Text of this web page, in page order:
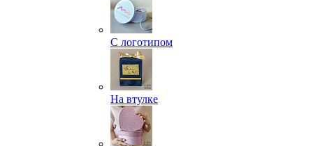
С логотипом
На втулке